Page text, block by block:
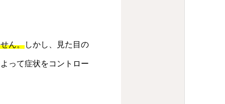
ん。しかし、見た目の
って症状をコントロー